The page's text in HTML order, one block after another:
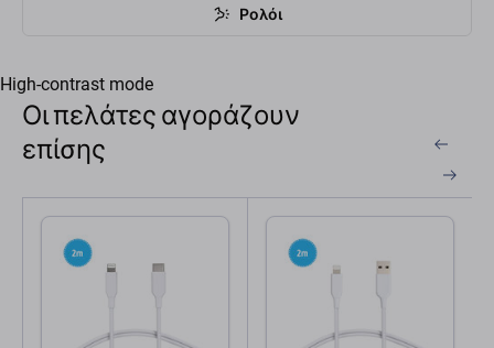
Ρολόι
High-contrast mode
Οι πελάτες αγοράζουν
επίσης